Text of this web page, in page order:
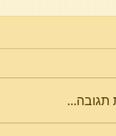
מטות
תגובה...